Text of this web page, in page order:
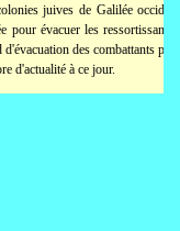
juives de Galilée
pour évacuer les
des combattants
d'actualité à ce jour.